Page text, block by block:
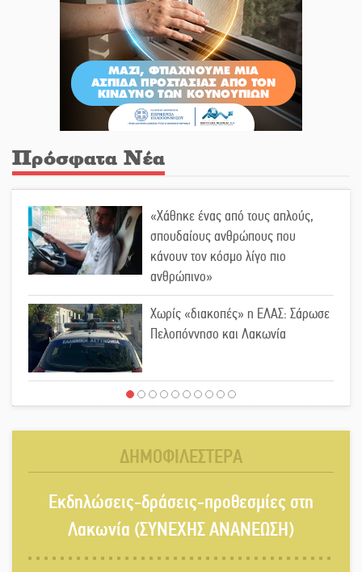
Πρόσφατα Νέα
«Χάθηκε ένας από τους απλούς,
σπουδαίους ανθρώπους που
κάνουν τον κόσμο λίγο πιο
ανθρώπινο»
Χωρίς «διακοπές» η ΕΛΑΣ: Σάρωσε
Πελοπόννησο και Λακωνία
«Έφυγε» ένας γνήσιος Δάσκαλος
Δ. Σπάρτης;
ΔΗΜΟΦΙΛΕΣΤΕΡΑ
Εκδηλώσεις-δράσεις-προθεσμίες στη
Λακωνία (ΣΥΝΕΧΗΣ ΑΝΑΝΕΩΣΗ)